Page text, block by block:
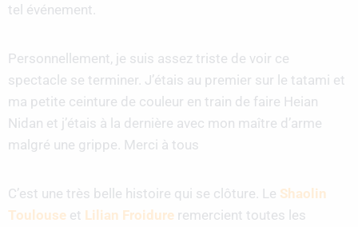
tel événement.
Personnellement, je suis assez triste de voir ce
spectacle se terminer. J’étais au premier sur le tatami et
ma petite ceinture de couleur en train de faire Heian
Nidan et j’étais à la dernière avec mon maître d’arme
malgré une grippe. Merci à tous
C’est une très belle histoire qui se clôture. Le Shaolin
Toulouse et Lilian Froidure remercient toutes les